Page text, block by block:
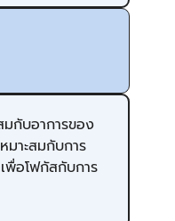
มกับอาการของ
มาะสมกับการ
พื่อโฟกัสกับการ